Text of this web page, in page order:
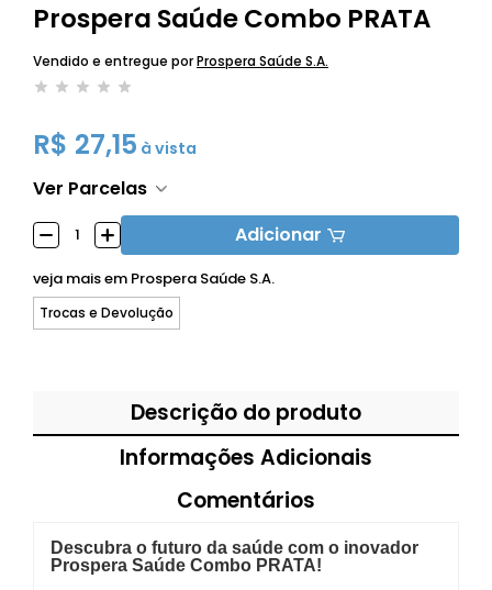
Prospera Saúde Combo PRATA
Vendido e entregue porProspera Saúde S.A.
R$ 27,15 à vista
Ver Parcelas
Adicionar
veja mais em Prospera Saúde S.A.
Trocas e Devolução
Descrição do produto
Informações Adicionais
Comentários
Descubra o futuro da saúde com o inovador
Prospera Saúde Combo PRATA!